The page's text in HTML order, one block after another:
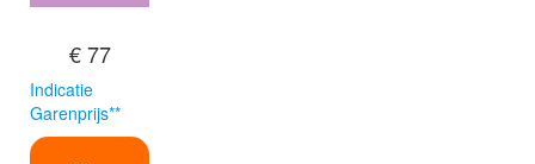
€ 77
Indicatie
Garenprijs**